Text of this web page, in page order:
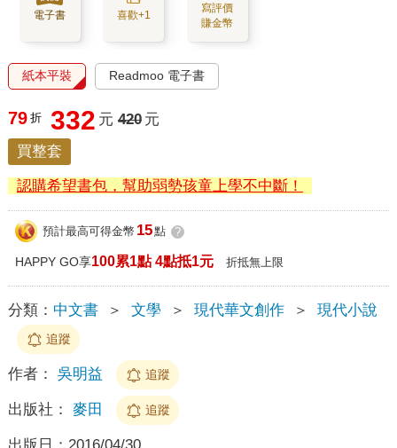
電子書 喜歡+1
寫評價
賺金幣
紙本平裝 Readmoo 電子書
79 折 332 元 420 元
買整套
認購希望書包，幫助弱勢孩童上學不中斷！
預計最高可得金幣 15點 ?
HAPPY GO享100累1點 4點抵1元 折抵無上限
分類： 中文書 ＞ 文學 ＞ 現代華文創作 ＞ 現代小說
追蹤
作者： 吳明益 追蹤
出版社： 麥田 追蹤
出版日： 2016/04/30